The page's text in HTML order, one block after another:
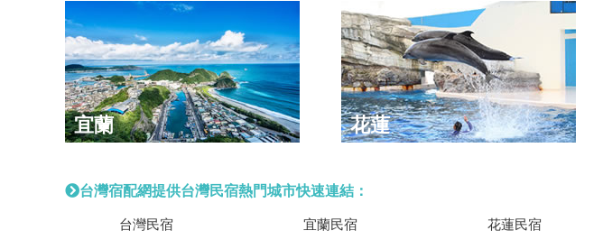
宜蘭 花蓮
台灣宿配網提供台灣民宿熱門城市快速連結：
台灣民宿
宜蘭民宿
花蓮民宿